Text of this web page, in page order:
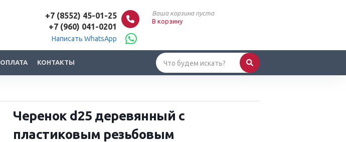
+7 (8552) 45-01-25
+7 (960) 041-0201
Написать WhatsApp
Ваша корзина пуста
В корзину
ОПЛАТА КОНТАКТЫ
Черенок d25 деревянный с
пластиковым резьбовым